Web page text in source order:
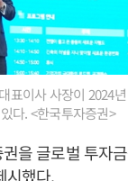
표이사 사장이 2024
다. <한국투자증권>
을 글로벌 투자
시했다.